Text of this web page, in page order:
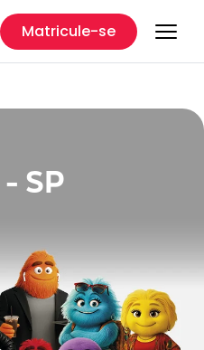
Matricule-se
SP